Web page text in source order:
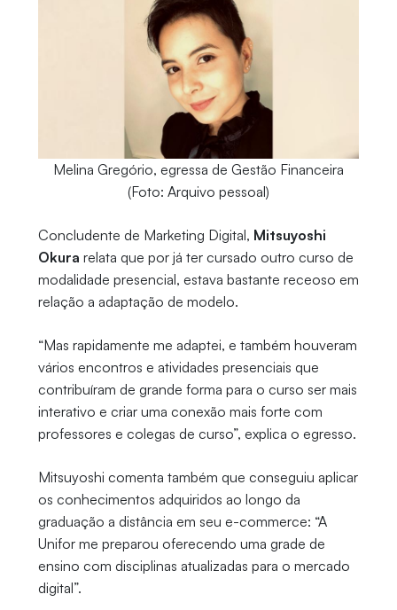
Melina Gregório, egressa de Gestão Financeira
(Foto: Arquivo pessoal)
Concludente de Marketing Digital, Mitsuyoshi
Okura relata que por já ter cursado outro curso de
modalidade presencial, estava bastante receoso em
relação a adaptação de modelo.
“Mas rapidamente me adaptei, e também houveram
vários encontros e atividades presenciais que
contribuíram de grande forma para o curso ser mais
interativo e criar uma conexão mais forte com
professores e colegas de curso”, explica o egresso.
Mitsuyoshi comenta também que conseguiu aplicar
os conhecimentos adquiridos ao longo da
graduação a distância em seu e-commerce: “A
Unifor me preparou oferecendo uma grade de
ensino com disciplinas atualizadas para o mercado
digital”.